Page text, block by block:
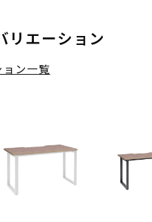
リエーション
ン一覧